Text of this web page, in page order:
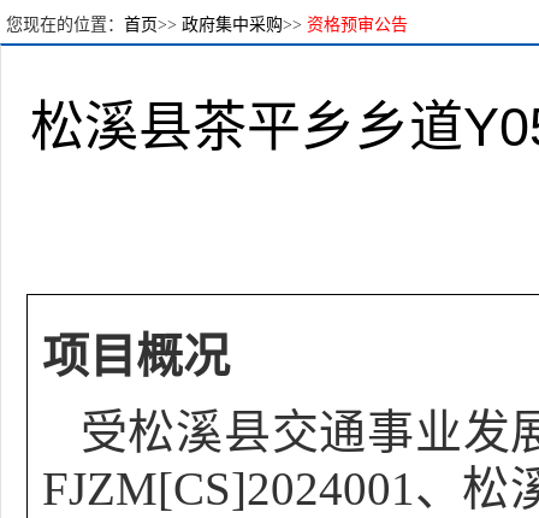
您现在的位置： 首页>> 政府集中采购>> 资格预审公告
松溪县茶平乡乡道
项目概况
受松溪县交通事业发
FJZM[CS]2024001、